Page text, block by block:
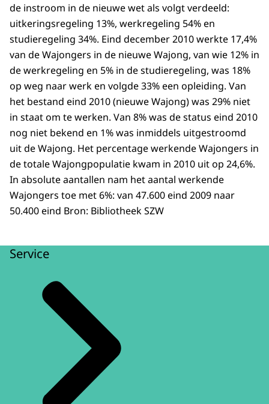
de instroom in de nieuwe wet als volgt verdeeld:
uitkeringsregeling 13%, werkregeling 54% en
studieregeling 34%. Eind december 2010 werkte 17,4%
van de Wajongers in de nieuwe Wajong, van wie 12% in
de werkregeling en 5% in de studieregeling, was 18%
op weg naar werk en volgde 33% een opleiding. Van
het bestand eind 2010 (nieuwe Wajong) was 29% niet
in staat om te werken. Van 8% was de status eind 2010
nog niet bekend en 1% was inmiddels uitgestroomd
uit de Wajong. Het percentage werkende Wajongers in
de totale Wajongpopulatie kwam in 2010 uit op 24,6%.
In absolute aantallen nam het aantal werkende
Wajongers toe met 6%: van 47.600 eind 2009 naar
50.400 eind Bron: Bibliotheek SZW
Service